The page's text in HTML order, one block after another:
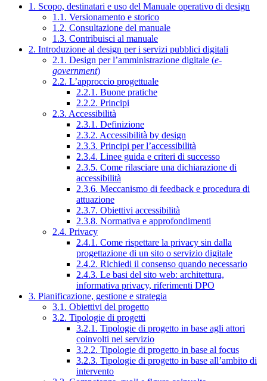
1. Scopo, destinatari e uso del Manuale operativo di design
1.1. Versionamento e storico
1.2. Consultazione del manuale
1.3. Contribuisci al manuale
2. Introduzione al design per i servizi pubblici digitali
2.1. Design per l’amministrazione digitale (e-
government)
2.2. L’approccio progettuale
2.2.1. Buone pratiche
2.2.2. Principi
2.3. Accessibilità
2.3.1. Definizione
2.3.2. Accessibilità by design
2.3.3. Principi per l’accessibilità
2.3.4. Linee guida e criteri di successo
2.3.5. Come rilasciare una dichiarazione di
accessibilità
2.3.6. Meccanismo di feedback e procedura di
attuazione
2.3.7. Obiettivi accessibilità
2.3.8. Normativa e approfondimenti
2.4. Privacy
2.4.1. Come rispettare la privacy sin dalla
progettazione di un sito o servizio digitale
2.4.2. Richiedi il consenso quando necessario
2.4.3. Le basi del sito web: architettura,
informativa privacy, riferimenti DPO
3. Pianificazione, gestione e strategia
3.1. Obiettivi del progetto
3.2. Tipologie di progetti
3.2.1. Tipologie di progetto in base agli attori
coinvolti nel servizio
3.2.2. Tipologie di progetto in base al focus
3.2.3. Tipologie di progetto in base all’ambito di
intervento